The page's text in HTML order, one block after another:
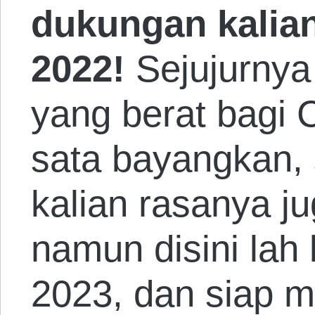
dukungan
2022!
yang berat bagi
sata
kalian rasanya
namun disini lah
2023, dan siap